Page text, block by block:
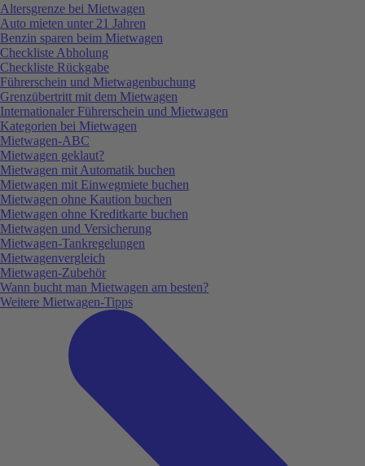
Altersgrenze bei Mietwagen
Auto mieten unter 21 Jahren
Benzin sparen beim Mietwagen
Checkliste Abholung
Checkliste Rückgabe
Führerschein und Mietwagenbuchung
Grenzübertritt mit dem Mietwagen
Internationaler Führerschein und Mietwagen
Kategorien bei Mietwagen
Mietwagen-ABC
Mietwagen geklaut?
Mietwagen mit Automatik buchen
Mietwagen mit Einwegmiete buchen
Mietwagen ohne Kaution buchen
Mietwagen ohne Kreditkarte buchen
Mietwagen und Versicherung
Mietwagen-Tankregelungen
Mietwagenvergleich
Mietwagen-Zubehör
Wann bucht man Mietwagen am besten?
Weitere Mietwagen-Tipps